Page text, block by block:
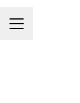
KARRIÄRMENY